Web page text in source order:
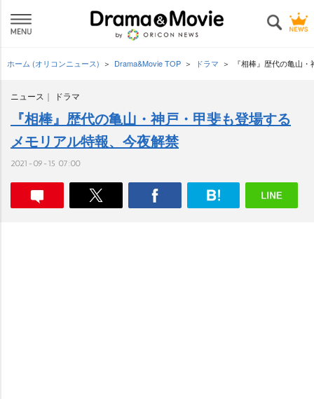
ホーム (オリコンニュース) Drama&Movie TOP ドラマ 『相棒』歴代の亀山
ニュース ドラマ
『相棒』歴代の亀山・神戸・甲斐も登場する
メモリアル特報、今夜解禁
2021-09-15 07:00